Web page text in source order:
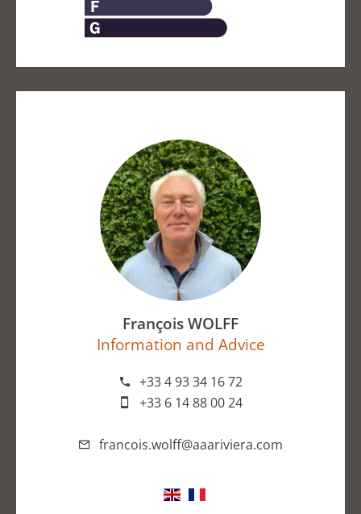
François WOLFF
Information and Advice
+33 4 93 34 16 72
+33 6 14 88 00 24
francois.wolff@aaariviera.com